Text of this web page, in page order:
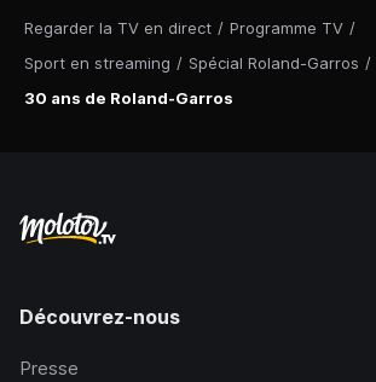
Regarder la TV en direct / Programme TV /
Sport en streaming / Spécial Roland-Garros /
30 ans de Roland-Garros
Découvrez-nous
Presse